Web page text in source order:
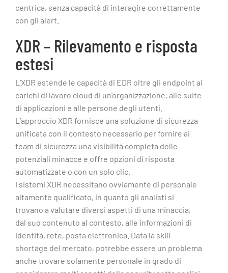
centrica, senza capacità di interagire correttamente
con gli alert.
XDR – Rilevamento e risposta
estesi
L’XDR estende le capacità di EDR oltre gli endpoint ai
carichi di lavoro cloud di un’organizzazione, alle suite
di applicazioni e alle persone degli utenti.
L’approccio XDR fornisce una soluzione di sicurezza
unificata con il contesto necessario per fornire ai
team di sicurezza una visibilità completa delle
potenziali minacce e offre opzioni di risposta
automatizzate o con un solo clic.
I sistemi XDR necessitano ovviamente di personale
altamente qualificato, in quanto gli analisti si
trovano a valutare diversi aspetti di una minaccia,
dal suo contenuto al contesto, alle informazioni di
identità, rete, posta elettronica. Data la skill
shortage del mercato, potrebbe essere un problema
anche trovare solamente personale in grado di